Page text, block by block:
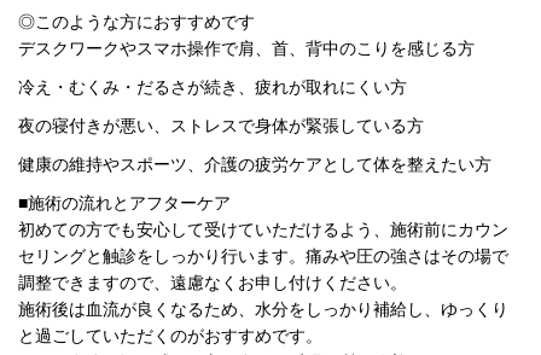
◎このような方におすすめです
デスクワークやスマホ操作で肩、 首、背中のこりを感じる方
冷え・むくみ・だるさが続き、疲れが取れにくい方
夜の寝付きが悪い、ストレスで身体が緊張している方
健康の維持やスポーツ、介護の疲労ケアとして体を整えたい方
■施術の流れとアフターケア
初めての方でも安心して受けていただけるよう、施術前にカウン
セリングと触診をしっかり行います。痛みや圧の強さはその場で
調整できますので、遠慮なくお申し付けください。
施術後は血流が良くなるため、水分をしっかり補給し、ゆっくり
と過ごしていただくのがおすすめです。